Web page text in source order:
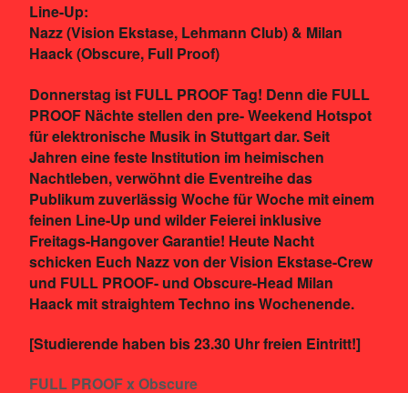
Line-Up:
Nazz (Vision Ekstase, Lehmann Club) & Milan
Haack (Obscure, Full Proof)
Donnerstag ist FULL PROOF Tag! Denn die FULL
PROOF Nächte stellen den pre- Weekend Hotspot
für elektronische Musik in Stuttgart dar. Seit
Jahren eine feste Institution im heimischen
Nachtleben, verwöhnt die Eventreihe das
Publikum zuverlässig Woche für Woche mit einem
feinen Line-Up und wilder Feierei inklusive
Freitags-Hangover Garantie! Heute Nacht
schicken Euch Nazz von der Vision Ekstase-Crew
und FULL PROOF- und Obscure-Head Milan
Haack mit straightem Techno ins Wochenende.
[Studierende haben bis 23.30 Uhr freien Eintritt!]
FULL PROOF x Obscure